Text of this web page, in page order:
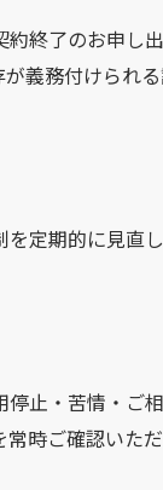
終了のお申し
義務付けられ
定期的に見直
止・苦情・
時ご確認い